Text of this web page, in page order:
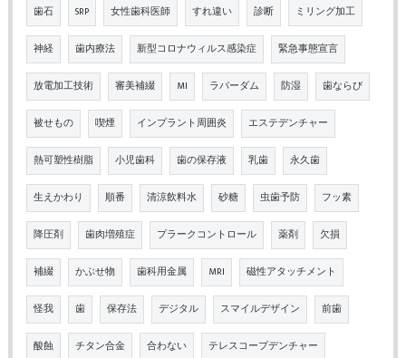
歯石 SRP 女性歯科医師 すれ違い 診断 ミリング加工
神経 歯内療法 新型コロナウィルス感染症 緊急事態宣言
放電加工技術 審美補綴 MI ラバーダム 防湿 歯ならび
被せもの 喫煙 インプラント周囲炎 エステデンチャー
熱可塑性樹脂 小児歯科 歯の保存液 乳歯 永久歯
生えかわり 順番 清涼飲料水 砂糖 虫歯予防 フッ素
降圧剤 歯肉増殖症 プラークコントロール 薬剤 欠損
補綴 かぶせ物 歯科用金属 MRI 磁性アタッチメント
怪我 歯 保存法 デジタル スマイルデザイン 前歯
酸蝕 チタン合金 合わない テレスコープデンチャー